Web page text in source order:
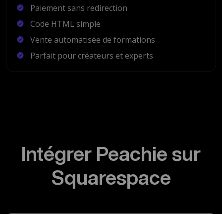
Paiement sans redirection
Code HTML simple
Vente automatisée de formations
Parfait pour créateurs et experts
Intégrer Peachie sur
Squarespace